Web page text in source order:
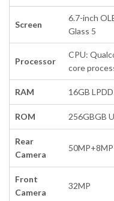
Screen
6.7-inch
Glass 5
Processor
CPU:
core
RAM 16GB
ROM 256GBGB
Rear
Camera
Front
Camera
32MP